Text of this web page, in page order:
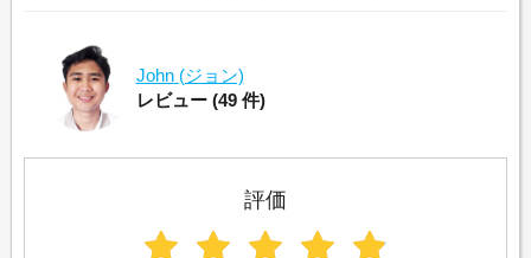
John (ジョン)
レビュー (49 件)
評価